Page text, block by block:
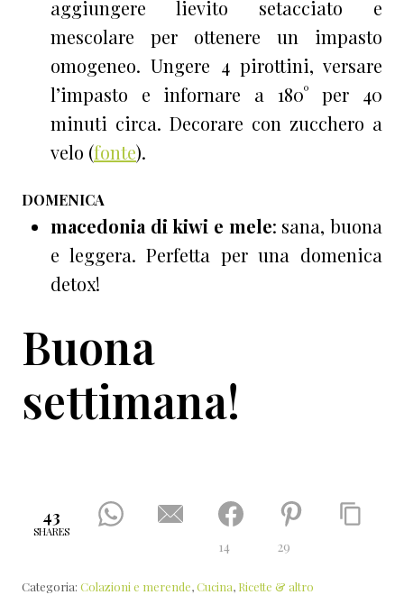
aggiungere lievito setacciato e
mescolare per ottenere un impasto
omogeneo. Ungere 4 pirottini, versare
l’impasto e infornare a 180° per 40
minuti circa. Decorare con zucchero a
velo (fonte).
DOMENICA
macedonia di kiwi e mele: sana, buona
e leggera. Perfetta per una domenica
detox!
Buona
settimana!
43
SHARES
14 29
Categoria: Colazioni e merende,Cucina, Ricette & altro